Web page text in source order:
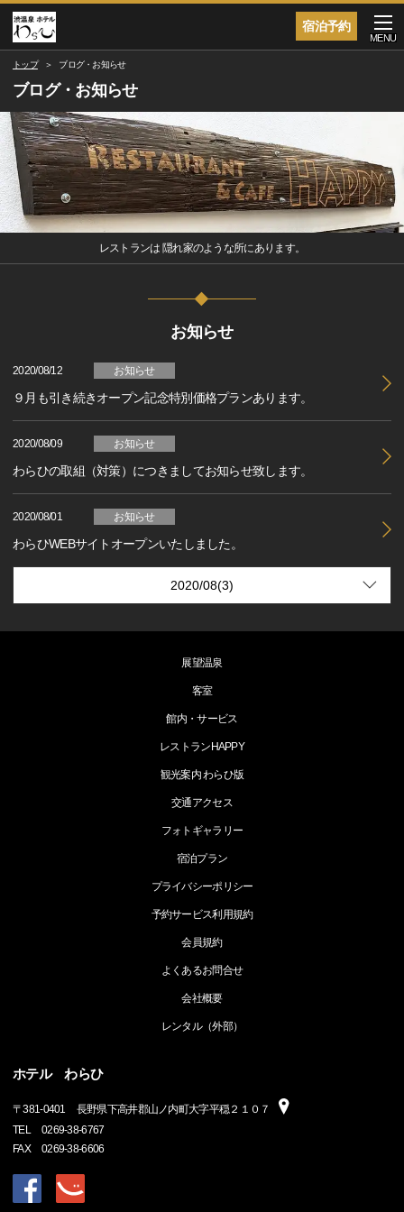
宿泊予約
MENU
トップ ブログ・お知らせ
ブログ・お知らせ
レストランは 隠れ家のような所にあります。
お知らせ
2020/08/12 お知らせ
９月も引き続きオープン記念特別価格プランあります。
2020/08/09 お知らせ
わらひの取組（対策）につきましてお知らせ致します。
2020/08/01 お知らせ
わらひWEBサイトオープンいたしました。
展望温泉
客室
館内・サービス
レストランHAPPY
観光案内 わらひ版
交通アクセス
フォトギャラリー
宿泊プラン
プライバシーポリシー
予約サービス利用規約
会員規約
よくあるお問合せ
会社概要
レンタル（外部）
ホテル わらひ
〒381-0401
長野県下高井郡山ノ内町大字平穏２１０７
TEL
0269-38-6767
FAX
0269-38-6606